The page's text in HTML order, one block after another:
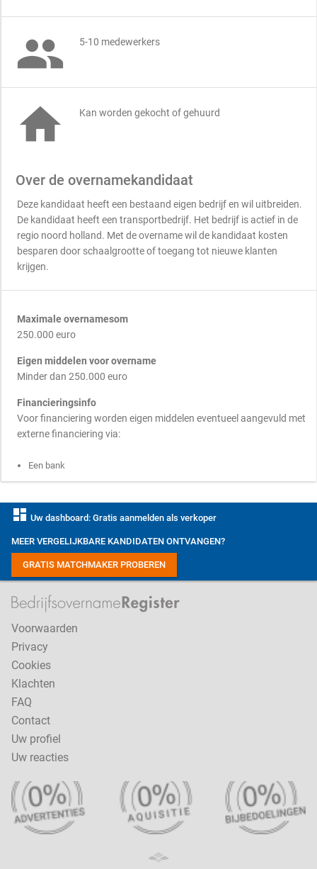
 5-10 medewerkers
 Kan worden gekocht of gehuurd
Over de overnamekandidaat
Deze kandidaat heeft een bestaand eigen bedrijf en wil uitbreiden.
De kandidaat heeft een transportbedrijf. Het bedrijf is actief in de
regio noord holland. Met de overname wil de kandidaat kosten
besparen door schaalgrootte of toegang tot nieuwe klanten
krijgen.
Maximale overnamesom
250.000 euro
Eigen middelen voor overname
Minder dan 250.000 euro
Financieringsinfo
Voor financiering worden eigen middelen eventueel aangevuld met
externe financiering via:
Een bank
dashboard Uw dashboard: Gratis aanmelden als verkoper
MEER VERGELIJKBARE KANDIDATEN ONTVANGEN?
GRATIS MATCHMAKER PROBEREN
Voorwaarden
Privacy
Cookies
Klachten
FAQ
Contact
Uw profiel
Uw reacties